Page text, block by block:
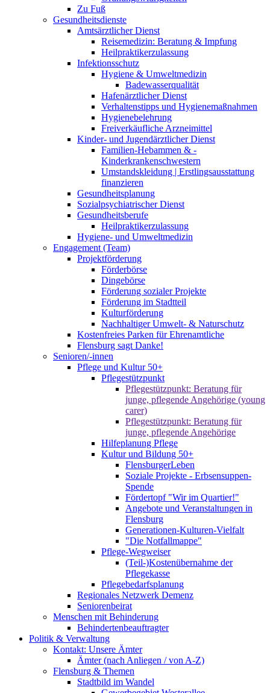
Zu Fuß
Gesundheitsdienste
Amtsärztlicher Dienst
Reisemedizin: Beratung & Impfung
Heilpraktikerzulassung
Infektionsschutz
Hygiene & Umweltmedizin
Badewasserqualität
Hafenärztlicher Dienst
Verhaltenstipps und Hygienemaßnahmen
Hygienebelehrung
Freiverkäufliche Arzneimittel
Kinder- und Jugendärztlicher Dienst
Familien-Hebammen & -
Kinderkrankenschwestern
Umstandskleidung | Erstlingsausstattung
finanzieren
Gesundheitsplanung
Sozialpsychiatrischer Dienst
Gesundheitsberufe
Heilpraktikerzulassung
Hygiene- und Umweltmedizin
Engagement (Team)
Projektförderung
Förderbörse
Dingebörse
Förderung sozialer Projekte
Förderung im Stadtteil
Kulturförderung
Nachhaltiger Umwelt- & Naturschutz
Kostenfreies Parken für Ehrenamtliche
Flensburg sagt Danke!
Senioren/-innen
Pflege und Kultur 50+
Pflegestützpunkt
Pflegestützpunkt: Beratung für
junge, pflegende Angehörige (young
carer)
Pflegestützpunkt: Beratung für
junge, pflegende Angehörige
Hilfeplanung Pflege
Kultur und Bildung 50+
FlensburgerLeben
Soziale Projekte - Erbsensuppen-
Spende
Fördertopf "Wir im Quartier!"
Angebote und Veranstaltungen in
Flensburg
Generationen-Kulturen-Vielfalt
"Die Notfallmappe"
Pflege-Wegweiser
(Teil-)Kostenübernahme der
Pflegekasse
Pflegebedarfsplanung
Regionales Netzwerk Demenz
Seniorenbeirat
Menschen mit Behinderung
Behindertenbeauftragter
Politik & Verwaltung
Kontakt: Unsere Ämter
Ämter (nach Anliegen / von A-Z)
Flensburg & Themen
Stadtbild im Wandel